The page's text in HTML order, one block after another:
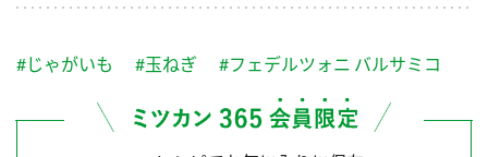
ふりかけ おすしの素
炊き込みご飯の素 米飯用調味液
つゆ
PIN印
ZENB initiative
#じゃがいも #玉ねぎ #フェデルツォニ バルサミコ